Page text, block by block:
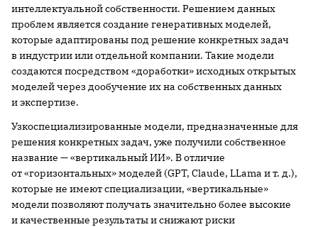
интеллектуальной собственности. Решением данных
проблем является создание генеративных моделей,
которые адаптированы под решение конкретных задач
в индустрии или отдельной компании. Такие модели
создаются посредством «доработки» исходных открытых
моделей через дообучение их на собственных данных
и экспертизе.
Узкоспециализированные модели, предназначенные для
решения конкретных задач, уже получили собственное
название — «вертикальный ИИ». В отличие
от «горизонтальных» моделей (GPT, Claude, LLama и т. д.),
которые не имеют специализации, «вертикальные»
модели позволяют получать значительно более высокие
и качественные результаты и снижают риски